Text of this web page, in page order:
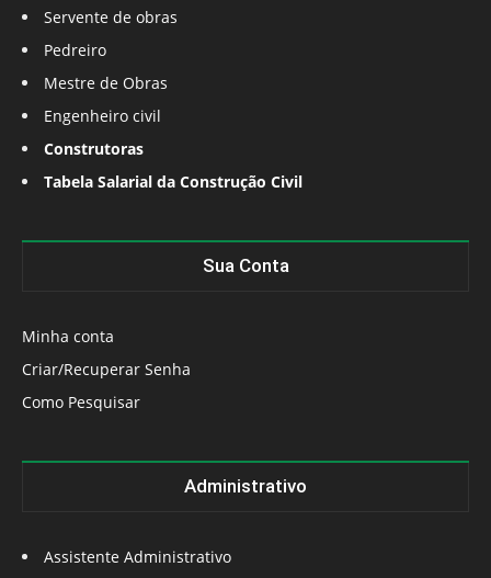
Servente de obras
Pedreiro
Mestre de Obras
Engenheiro civil
Construtoras
Tabela Salarial da Construção Civil
Sua Conta
Minha conta
Criar/Recuperar Senha
Como Pesquisar
Administrativo
Assistente Administrativo